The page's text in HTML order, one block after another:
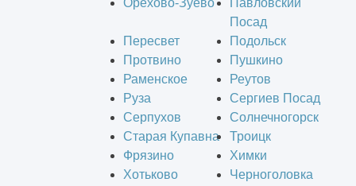
Орехово-Зуево
Павловский
Посад
Пересвет
Подольск
Протвино
Пушкино
Раменское
Реутов
Руза
Сергиев Посад
Серпухов
Солнечногорск
Старая Купавна
Троицк
Фрязино
Химки
Хотьково
Черноголовка